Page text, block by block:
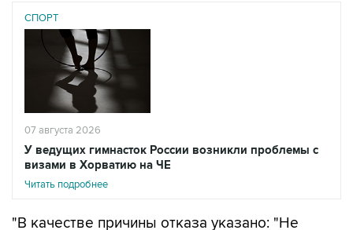
СПОРТ
07 августа 2026
У ведущих гимнасток России возникли проблемы с
визами в Хорватию на ЧЕ
Читать подробнее
"В качестве причины отказа указано: "Не